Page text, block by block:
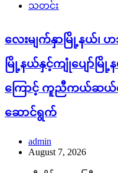
သတင်း
လေးမျက်နှာမြို့နယ်၊
မြို့နယ်နှင့်ကျုံပျော်မြို့
ကြောင့် ကူညီကယ်ဆယ်ရ
ဆောင်ရွက်
admin
August 7, 2026